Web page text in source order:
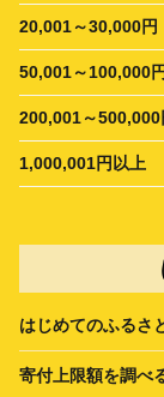
20,001～30,000円
50,001～100,000円
200,001～500,000
1,000,001円以上
はじめてのふるさ
寄付上限額を調べ